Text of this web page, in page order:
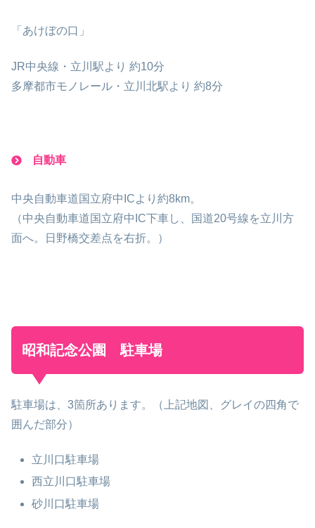
「あけぼの口」
JR中央線・立川駅より 約10分
多摩都市モノレール・立川北駅より 約8分
自動車
中央自動車道国立府中ICより約8km。
（中央自動車道国立府中IC下車し、国道20号線を立川方
面へ。日野橋交差点を右折。）
昭和記念公園 駐車場
駐車場は、3箇所あります。（上記地図、グレイの四角で
囲んだ部分）
立川口駐車場
西立川口駐車場
砂川口駐車場